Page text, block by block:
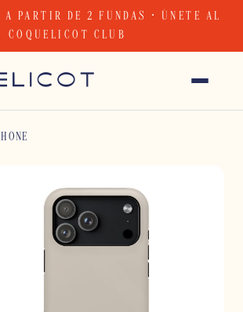
A PARTIR DE 2 FUNDAS · ÚNETE AL
COQUELICOT CLUB